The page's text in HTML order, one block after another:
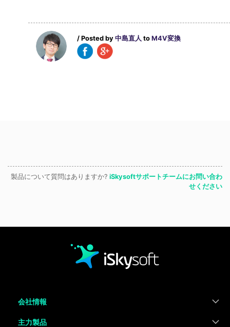
/ Posted by 中島直人 to M4V変換
製品について質問はありますか? iSkysoftサポートチームにお問い合わ
せください
会社情報
主力製品